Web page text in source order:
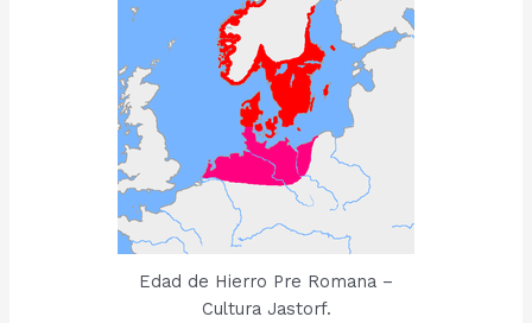
Edad de Hierro Pre Romana –
Cultura Jastorf.